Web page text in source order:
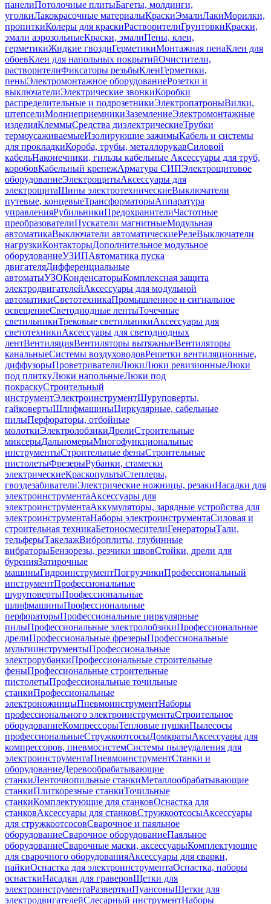
панелиПотолочные плитыБагеты, молдинги,
уголкиЛакокрасочные материалыКраскиЭмалиЛакиМорилки,
пропиткиКолеры для краскиРастворителиГрунтовкиКраски,
эмали аэрозольныеКраски, эмалиПены, клеи,
герметикиЖидкие гвоздиГерметикиМонтажная пенаКлеи для
обоевКлеи для напольных покрытийОчистители,
растворителиФиксаторы резьбыКлеиГерметики,
пеныЭлектромонтажное оборудованиеРозетки и
выключателиЭлектрические звонкиКоробки
распределительные и подрозетникиЭлектропатроныВилки,
штепселиМолниеприемникиЗаземлениеЭлектромонтажные
изделияКлеммыСредства диэлектрическиеТрубки
термоусаживаемыеИзолирующие зажимыКабель и системы
для прокладкиКороба, трубы, металлорукавСиловой
кабельНаконечники, гильзы кабельные Аксессуары для труб,
коробовКабельный крепежАрматура СИПЭлектрощитовое
оборудованиеЭлектрощитыАксессуары для
электрощитаШины электротехническиеВыключатели
путевые, концевыеТрансформаторыАппаратура
управленияРубильникиПредохранителиЧастотные
преобразователиПускатели магнитныеМодульная
автоматикаВыключатели автоматическиеРелеВыключатели
нагрузкиКонтакторыДополнительное модульное
оборудованиеУЗИПАвтоматика пуска
двигателяДифференциальные
автоматыУЗОКонденсаторыКомплексная защита
электродвигателейАксессуары для модульной
автоматикиСветотехникаПромышленное и сигнальное
освещениеСветодиодные лентыТочечные
светильникиТрековые светильникиАксессуары для
светотехникиАксессуары для светодиодных
лентВентиляцияВентиляторы вытяжныеВентиляторы
канальныеСистемы воздуховодовРешетки вентиляционные,
диффузорыПроветривателиЛюкиЛюки ревизионныеЛюки
под плиткуЛюки напольныеЛюки под
покраскуСтроительный
инструментЭлектроинструментШуруповерты,
гайковертыШлифмашиныЦиркулярные, сабельные
пилыПерфораторы, отбойные
молоткиЭлектролобзикиДрелиСтроительные
миксерыДальномерыМногофункциональные
инструментыСтроительные феныСтроительные
пистолетыФрезерыРубанки, стамески
электрическиеКраскопультыСтеплеры,
гвоздезабивателиЭлектрические ножницы, резакиНасадки для
электроинструментаАксессуары для
электроинструментаАккумуляторы, зарядные устройства для
электроинструментаНаборы электроинструментаСиловая и
строительная техникаБетоносмесителиГенераторыТали,
тельферыТакелажВиброплиты, глубинные
вибраторыБензорезы, резчики швовСтойки, дрели для
буренияЗатирочные
машиныГидроинструментПогрузчикиПрофессиональный
инструментПрофессиональные
шуруповертыПрофессиональные
шлифмашиныПрофессиональные
перфораторыПрофессиональные циркулярные
пилыПрофессиональные электролобзикиПрофессиональные
дрелиПрофессиональные фрезерыПрофессиональные
мультиинструментыПрофессиональные
электрорубанкиПрофессиональные строительные
феныПрофессиональные строительные
пистолетыПрофессиональные точильные
станкиПрофессиональные
электроножницыПневмоинструментНаборы
профессионального электроинструментаСтроительное
оборудованиеКомпрессорыТепловые пушкиПылесосы
профессиональныеСтружкоотсосыДомкратыАксессуары для
компрессоров, пневмосистемСистемы пылеудаления для
электроинструментаПневмоинструментСтанки и
оборудованиеДеревообрабатывающие
станкиЛенточнопильные станкиМеталлообрабатывающие
станкиПлиткорезные станкиТочильные
станкиКомплектующие для станковОснастка для
станковАксессуары для станковСтружкоотсосыАксессуары
для стружкоотсосовСварочное и паяльное
оборудованиеСварочное оборудованиеПаяльное
оборудованиеСварочные маски, аксессуарыКомплектующие
для сварочного оборудованияАксессуары для сварки,
пайкиОснастка для электроинструментаОснастка, наборы
оснасткиНасадки для граверовЩетки для
электроинструментаРазверткиПуансоныЩетки для
электродвигателейСлесарный инструментНаборы